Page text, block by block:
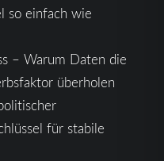
so einfach wie
– Warum Daten die
überholen
für stabile